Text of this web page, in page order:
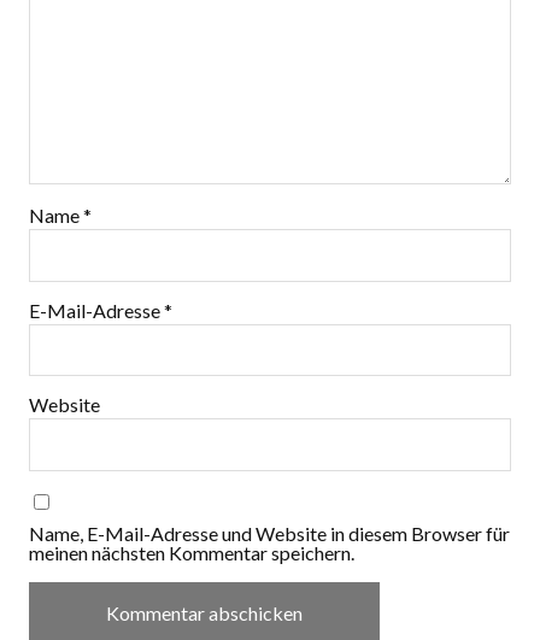
Name*
E-Mail-Adresse*
Website
Name, E-Mail-Adresse und Website in diesem Browser für
meinen nächsten Kommentar speichern.